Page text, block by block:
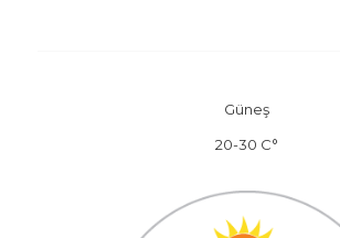
Güneş
20-30 C°